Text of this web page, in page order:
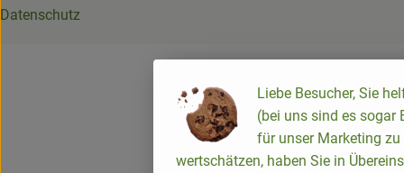
Datenschutz
Liebe Besucher, Sie
(bei uns sind es sogar
für unser Marketing
wertschätzen, haben Sie in